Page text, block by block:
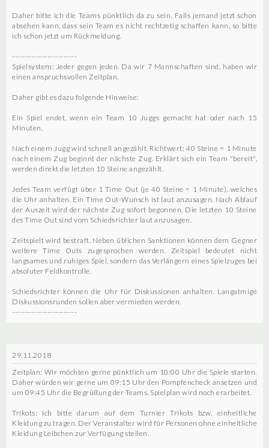
Daher bitte ich die Teams pünktlich da zu sein. Falls jemand jetzt schon
absehen kann, dass sein Team es nicht rechtzetig schaffen kann, so bitte
ich schon jetzt um Rückmeldung.
------------------------
Spielsystem: Jeder gegen jeden. Da wir 7 Mannschaften sind, haben wir
einen anspruchsvollen Zeitplan.
Daher gibt es dazu folgende Hinweise:
Ein Spiel endet, wenn ein Team 10 Juggs gemacht hat oder nach 15
Minuten.
Nach einem Jugg wird schnell angezählt. Richtwert: 40 Steine = 1 Minute
nach einem Zug beginnt der nächste Zug. Erklärt sich ein Team "bereit",
werden direkt die letzten 10 Steine angezählt.
Jedes Team verfügt über 1 Time Out (je 40 Steine = 1 Minute), welches
die Uhr anhalten. Ein Time Out-Wunsch ist laut anzusagen. Nach Ablauf
der Auszeit wird der nächste Zug sofort begonnen. Die letzten 10 Steine
des Time Out sind vom Schiedsrichter laut anzusagen.
Zeitspielt wird bestraft. Neben üblichen Sanktionen können dem Gegner
weitere Time Outs zugesprochen werden. Zeitspiel bedeutet nicht
langsames und ruhiges Spiel, sondern das Verlängern eines Spielzuges bei
absoluter Feldkontrolle.
Schiedsrichter können die Uhr für Diskussionen anhalten. Langatmige
Diskussionsrunden sollen aber vermieden werden.
------------------------
29.11.2018
Zeitplan: Wir möchten gerne pünktlich um 10:00 Uhr die Spiele starten.
Daher würden wir gerne um 09:15 Uhr den Pompfencheck ansetzen und
um 09:45 Uhr die Begrüßung der Teams. Spielplan wird noch erarbeitet.
Trikots: Ich bitte darum auf dem Turnier Trikots bzw. einheitliche
Kleidung zu tragen. Der Veranstalter wird für Personen ohne einheitliche
Kleidung Leibchen zur Verfügung stellen.